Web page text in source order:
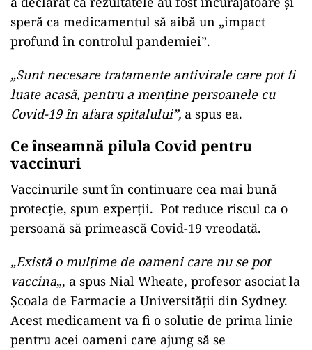
speră ca medicamentul să aibă un „impact
profund în controlul pandemiei”.
„Sunt necesare tratamente antivirale care pot fi
luate acasă, pentru a menține persoanele cu
Covid-19 în afara spitalului”, a spus ea.
Ce înseamnă pilula Covid pentru
vaccinuri
Vaccinurile sunt în continuare cea mai bună
protecție, spun experții. Pot reduce riscul ca o
persoană să primească Covid-19 vreodată.
„Există o mulțime de oameni care nu se pot
vaccina„, a spus Nial Wheate, profesor asociat la
Școala de Farmacie a Universității din Sydney.
Acest medicament va fi o solutie de prima linie
pentru acei oameni care ajung să se